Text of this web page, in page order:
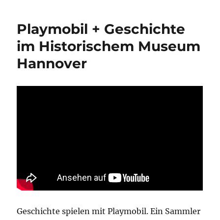
Aussichten“
Hannover
Playmobil + Geschichte
im Historischem Museum
Hannover
Geschichte spielen mit Playmobil. Ein Sammler